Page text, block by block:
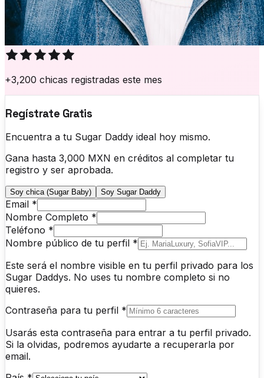
+3,200 chicas registradas este mes
Regístrate Gratis
Encuentra a tu Sugar Daddy ideal hoy mismo.
Gana hasta 3,000 MXN en créditos al completar tu
registro y ser aprobada.
Soy chica (Sugar Baby) Soy Sugar Daddy
Email *
Nombre Completo *
Teléfono *
Nombre público de tu perfil *
Este será el nombre visible en tu perfil privado para los
Sugar Daddys. No uses tu nombre completo si no
quieres.
Contraseña para tu perfil *
Usarás esta contraseña para entrar a tu perfil privado.
Si la olvidas, podremos ayudarte a recuperarla por
email.